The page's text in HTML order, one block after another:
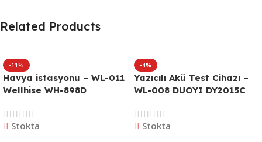
Related Products
-11%
Havya istasyonu – WL-011
Wellhise WH-898D
Stokta
-4%
Yazıcılı Akü Test Cihazı –
WL-008 DUOYI DY2015C
Stokta